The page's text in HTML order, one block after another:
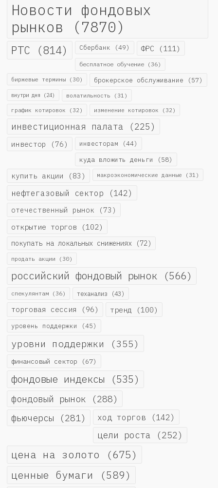
Новости фондовых
рынков (7870)
РТС (814) Сбербанк (49) ФРС (111)
бесплатное обучение (36)
биржевые термины (30) брокерское обслуживание (57)
внутри дня (24) волатильность (31)
график котировок (32) изменение котировок (32)
инвестиционная палата (225)
инвестор (76) инвесторам (44)
куда вложить деньги (58)
купить акции (83) макроэкономические данные (31)
нефтегазовый сектор (142)
отечественный рынок (73)
открытие торгов (102)
покупать на локальных снижениях (72)
продать акции (30)
российский фондовый рынок (566)
спекулянтам (36) теханализ (43)
торговая сессия (96) тренд (100)
уровень поддержки (45)
уровни поддержки (355)
финансовый сектор (67)
фондовые индексы (535)
фондовый рынок (288)
фьючерсы (281) ход торгов (142)
цели роста (252)
цена на золото (675)
ценные бумаги (589)